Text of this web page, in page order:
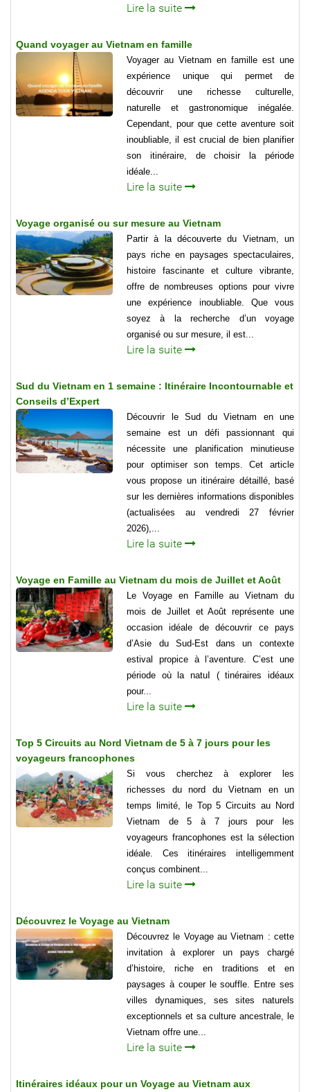
Lire la suite
Quand voyager au Vietnam en famille
Voyager au Vietnam en famille est une
expérience unique qui permet de
découvrir une richesse culturelle,
naturelle et gastronomique inégalée.
Cependant, pour que cette aventure soit
inoubliable, il est crucial de bien planifier
son itinéraire, de choisir la période
idéale...
Lire la suite
Voyage organisé ou sur mesure au Vietnam
Partir à la découverte du Vietnam, un
pays riche en paysages spectaculaires,
histoire fascinante et culture vibrante,
offre de nombreuses options pour vivre
une expérience inoubliable. Que vous
soyez à la recherche d’un voyage
organisé ou sur mesure, il est...
Lire la suite
Sud du Vietnam en 1 semaine : Itinéraire Incontournable et
Conseils d’Expert
Découvrir le Sud du Vietnam en une
semaine est un défi passionnant qui
nécessite une planification minutieuse
pour optimiser son temps. Cet article
vous propose un itinéraire détaillé, basé
sur les dernières informations disponibles
(actualisées au vendredi 27 février
2026),...
Lire la suite
Voyage en Famille au Vietnam du mois de Juillet et Août
Le Voyage en Famille au Vietnam du
mois de Juillet et Août représente une
occasion idéale de découvrir ce pays
d’Asie du Sud-Est dans un contexte
estival propice à l’aventure. C’est une
période où la natuI ( tinéraires idéaux
pour...
Lire la suite
Top 5 Circuits au Nord Vietnam de 5 à 7 jours pour les
voyageurs francophones
Si vous cherchez à explorer les
richesses du nord du Vietnam en un
temps limité, le Top 5 Circuits au Nord
Vietnam de 5 à 7 jours pour les
voyageurs francophones est la sélection
idéale. Ces itinéraires intelligemment
conçus combinent...
Lire la suite
Découvrez le Voyage au Vietnam
Découvrez le Voyage au Vietnam : cette
invitation à explorer un pays chargé
d’histoire, riche en traditions et en
paysages à couper le souffle. Entre ses
villes dynamiques, ses sites naturels
exceptionnels et sa culture ancestrale, le
Vietnam offre une...
Lire la suite
Itinéraires idéaux pour un Voyage au Vietnam aux